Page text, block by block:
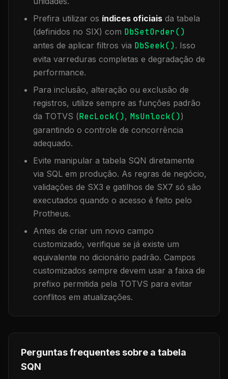
Prefira utilizar os índices oficiais da tabela
(definidos no SIX) com DbSetOrder()
antes de aplicar filtros via DbSeek(). Isso
evita varreduras completas e degradação de
performance.
Para inclusão, alteração ou exclusão de
registros, utilize sempre as funções padrão
da TOTVS (RecLock(), MsUnlock())
garantindo o controle de concorrência
adequado.
Evite manipular a tabela SQN diretamente
via SQL em produção. As regras de negócio,
validações de SX3 e gatilhos de SX7 só são
executados quando o acesso é feito pelo
Protheus.
Antes de criar um novo campo
customizado, verifique se já existe um
equivalente no dicionário padrão. Campos
customizados sempre devem usar a faixa de
prefixo permitida pela TOTVS para evitar
conflitos em atualizações.
Perguntas frequentes sobre a tabela
SQN